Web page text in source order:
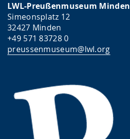
LWL-Preußenmuseum Minden
Simeonsplatz 12
32427 Minden
+49 571 83728 0
preussenmuseum@lwl.org